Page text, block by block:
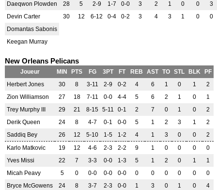
Daeqwon Plowden
28 5 2-9 1-7 0-0 3 2 1 0 0
3
Devin Carter
30 12 6-12 0-4 0-2 3 4 3 1 0
0
Domantas Sabonis
Keegan Murray
New Orleans Pelicans
Joueur MIN PTS FG 3PT FT REB AST TO STL BLK
PF
Herbert Jones
30 8 3-11 2-9 0-2 4 6 1 0 1
2
Zion Williamson
27 18 7-11 0-0 4-4 5 6 2 1 0
1
Trey Murphy III
29 21 8-15 5-11 0-1 2 7 0 1 0
2
Derik Queen
24 8 4-7 0-1 0-0 5 1 2 3 1
2
Saddiq Bey
26 12 5-10 1-5 1-2 4 1 3 0 0
2
Karlo Matkovic
19 12 4-6 2-3 2-2 9 1 0 0 0
0
Yves Missi
22 7 3-3 0-0 1-3 5 1 2 0 1
1
Micah Peavy
5 0 0-0 0-0 0-0 0 0 0 0 0
0
Bryce McGowens
24 8 3-7 2-3 0-0 1 3 0 1 0 4